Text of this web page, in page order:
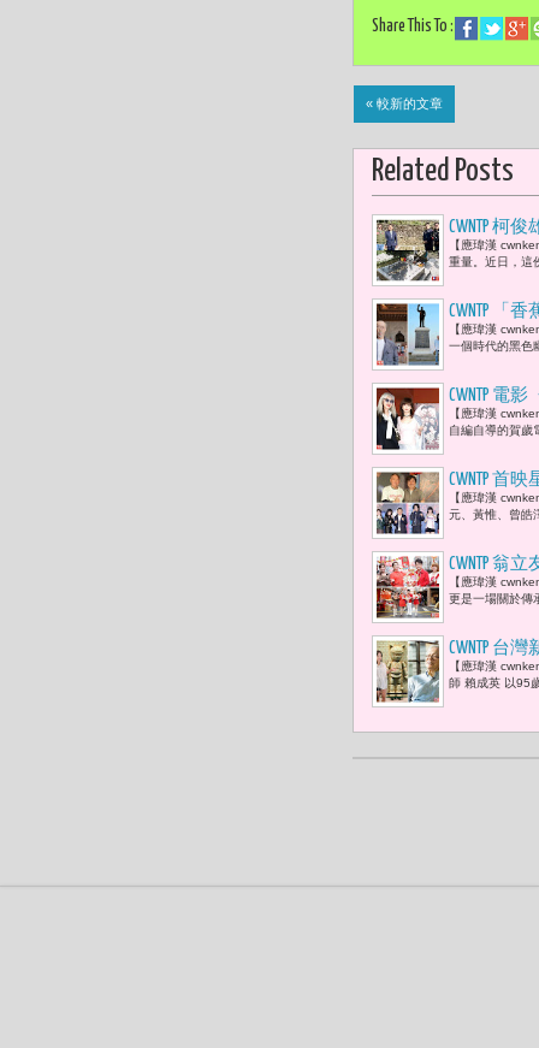
Share This To :
« 較新的文章
Related Posts
CWNTP 柯
徒建銘 :
【應瑋漢
重量。近日，這
CWNTP 「
生的武器
【應瑋漢
一個時代的黑色
CWNTP 電
【應瑋漢
自編自導的賀歲
CWNTP 首
鐘獎個人
【應瑋漢
元、黃惟、曾皓
CWNTP 翁
康，就是
【應瑋漢
更是一場關於傳
CWNTP 台
兒媳于長
【應瑋漢
師 賴成英 以95